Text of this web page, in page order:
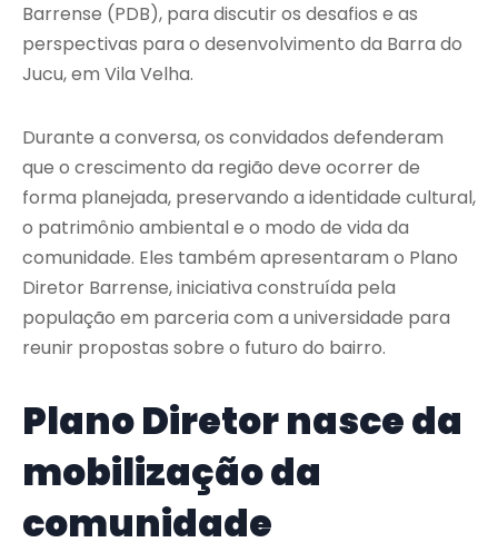
Barrense (PDB), para discutir os desafios e as
perspectivas para o desenvolvimento da Barra do
Jucu, em Vila Velha.
Durante a conversa, os convidados defenderam
que o crescimento da região deve ocorrer de
forma planejada, preservando a identidade cultural,
o patrimônio ambiental e o modo de vida da
comunidade. Eles também apresentaram o Plano
Diretor Barrense, iniciativa construída pela
população em parceria com a universidade para
reunir propostas sobre o futuro do bairro.
Plano Diretor nasce da
mobilização da
comunidade